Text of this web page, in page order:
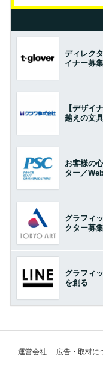
ディレク
イナー募集
【デザイ
越えの文
お客様の
ター／
グラフィ
クター募集
グラフィ
を創る
運営会社 広告・取材に